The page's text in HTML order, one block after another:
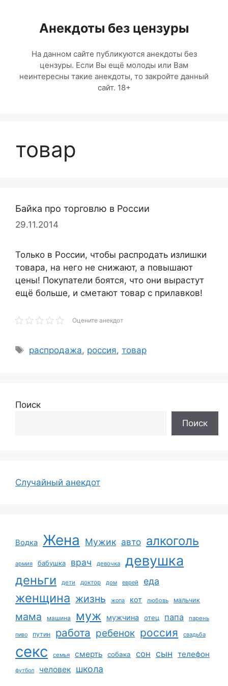
содержимомуАнекдоты без цензуры
На данном сайте публикуются анекдоты без
цензуры. Если Вы ещё молоды или Вам
неинтересны такие анекдоты, то закройте данный
сайт. 18+
товар
Байка про торговлю в России
29.11.2014
Только в России, чтобы распродать излишки
товара, на него не снижают, а повышают
цены! Покупатели боятся, что они вырастут
ещё больше, и сметают товар с прилавков!
Оцените анекдот
Метки
распродажа, россия,товар
Поиск
Поиск
Случайный анекдот
Водка Жена Мужик авто алкоголь
армия бабушка врач девочка девушка
деньги дети доктор дом еврей еда
женщина жизнь жопа кот любовь мальчик
мама машина муж мужчина отец папа парень
пиво путин работа ребенок россия свадьба
секс семья смерть собака сон сын телефон
футбол человек школа